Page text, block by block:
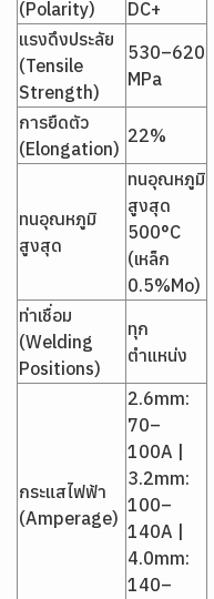
(Polarity)
DC+
แรงดึงประลัย
(Tensile
Strength)
530–620
MPa
การยืดตัว
(Elongation)
22%
ทนอุณหภูมิ
สูงสุด
ทนอุณหภูมิ
สูงสุด
500°C
(เหล็ก
0.5%Mo)
ท่าเชื่อม
(Welding
Positions)
ทุก
ตำแหน่ง
กระแสไฟฟ้า
(Amperage)
2.6mm:
70–
100A |
3.2mm:
100–
140A |
4.0mm:
140–